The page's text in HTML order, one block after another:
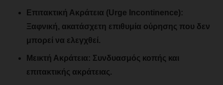
Επιτακτική Ακράτεια (Urge Incontinence):
Ξαφνική, ακατάσχετη επιθυμία ούρησης που δεν
μπορεί να ελεγχθεί.
Μεικτή Ακράτεια: Συνδυασμός κοπής και
επιτακτικής ακράτειας.